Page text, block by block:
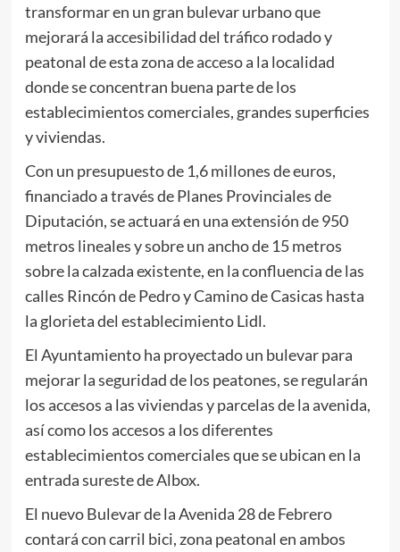
transformar en un gran bulevar urbano que
mejorará la accesibilidad del tráfico rodado y
peatonal de esta zona de acceso a la localidad
donde se concentran buena parte de los
establecimientos comerciales, grandes superficies
y viviendas.
Con un presupuesto de 1,6 millones de euros,
financiado a través de Planes Provinciales de
Diputación, se actuará en una extensión de 950
metros lineales y sobre un ancho de 15 metros
sobre la calzada existente, en la confluencia de las
calles Rincón de Pedro y Camino de Casicas hasta
la glorieta del establecimiento Lidl.
El Ayuntamiento ha proyectado un bulevar para
mejorar la seguridad de los peatones, se regularán
los accesos a las viviendas y parcelas de la avenida,
así como los accesos a los diferentes
establecimientos comerciales que se ubican en la
entrada sureste de Albox.
El nuevo Bulevar de la Avenida 28 de Febrero
contará con carril bici, zona peatonal en ambos